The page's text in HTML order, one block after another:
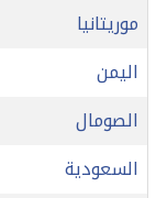
موريتانيا
اليمن
الصومال
السعودية